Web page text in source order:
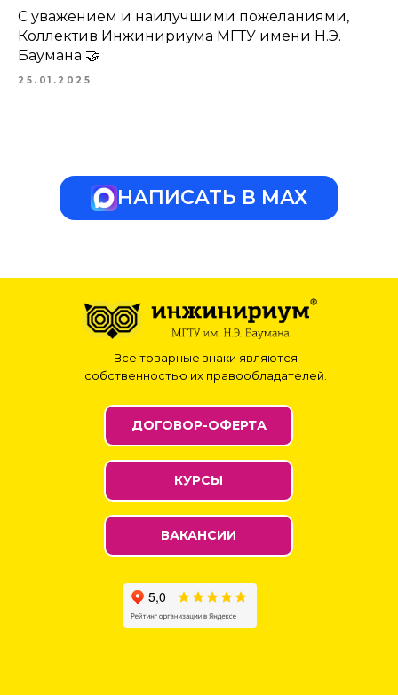
С уважением и наилучшими пожеланиями,
Коллектив Инжинириума МГТУ имени Н.Э.
Баумана 🤝
25.01.2025
НАПИСАТЬ В МАХ
Все товарные знаки являются
собственностью их правообладателей.
ВАКАНСИИ
КУРСЫ
ДОГОВОР-ОФЕРТА